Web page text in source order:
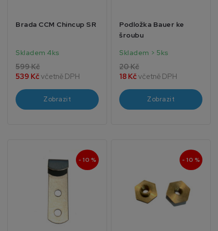
Brada CCM Chincup SR
Skladem 4ks
599 Kč
539 Kčvčetně DPH
Zobrazit
Podložka Bauer ke
šroubu
Skladem > 5ks
20 Kč
18 Kčvčetně DPH
Zobrazit
- 10 % - 10 %